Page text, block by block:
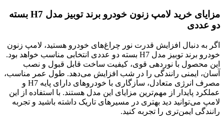
مزایای خرید لامپ زنون خودرو برند توبیز مدل H7 بسته
دو عددی
اگر به دنبال افزایش قدرت نور چراغ‌های خودرو هستید، لامپ زنون
خودرو برند توبیز مدل H7 بسته دو عددی انتخابی مناسب خواهد بود.
این محصول با نوردهی قوی، کیفیت ساخت قابل قبول و نصب
آسان، ایمنی رانندگی را در شب افزایش می‌دهد. طول عمر مناسب،
مصرف انرژی متعادل، سازگاری با خودروهای دارای پایه H7 و
عملکرد پایدار از مهم‌ترین مزایای این مدل هستند. با استفاده از این
لامپ می‌توانید دید بهتری در مسیرهای تاریک داشته باشید و تجربه
رانندگی ایمن‌تری را تجربه کنید.